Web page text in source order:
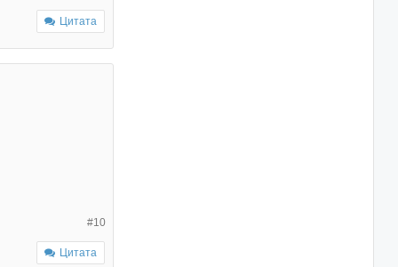
Цитата
#10
Цитата